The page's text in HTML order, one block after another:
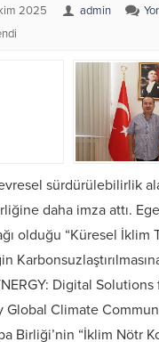
2025 admin
sürdürülebilirlik
daha imza attı. Ege
olduğu “Küresel İklim
Digital
Global Climate
Birliği’nin “İklim Nötr